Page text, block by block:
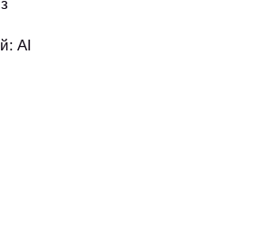
AI